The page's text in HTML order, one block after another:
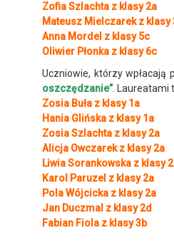
Zofia Szlachta z klasy 2a
Mateusz Mielczarek z klasy
Anna Mordel z klasy 5c
Oliwier Płonka z klasy 6c
Uczniowie, którzy wpłacają
oszczędzanie”. Laureatami
Zosia Buła z klasy 1a
Hania Glińska z klasy 1a
Zosia Szlachta z klasy 2a
Alicja Owczarek z klasy 2a
Liwia Sorankowska z klasy
Karol Paruzel z klasy 2a
Pola Wójcicka z klasy 2a
Jan Duczmal z klasy 2d
Fabian Fiola z klasy 3b